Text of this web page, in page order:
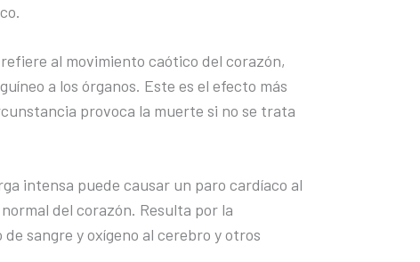
al movimiento caótico del corazón,
a los órganos. Este es el efecto más
provoca la muerte si no se trata
intensa puede causar un paro cardíaco al
del corazón. Resulta por la
sangre y oxígeno al cerebro y otros